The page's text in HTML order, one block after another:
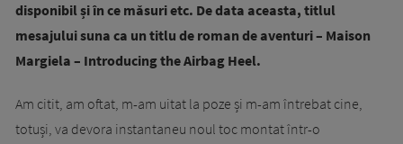
disponibil și în ce măsuri etc. De data aceasta, titlul
mesajului suna ca un titlu de roman de aventuri – Maison
Margiela – Introducing the Airbag Heel.
Am citit, am oftat, m-am uitat la poze și m-am întrebat cine,
totuși, va devora instantaneu noul toc montat într-o